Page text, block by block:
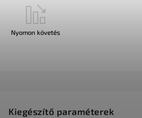
Nyomon követés
Kiegészítő paraméterek